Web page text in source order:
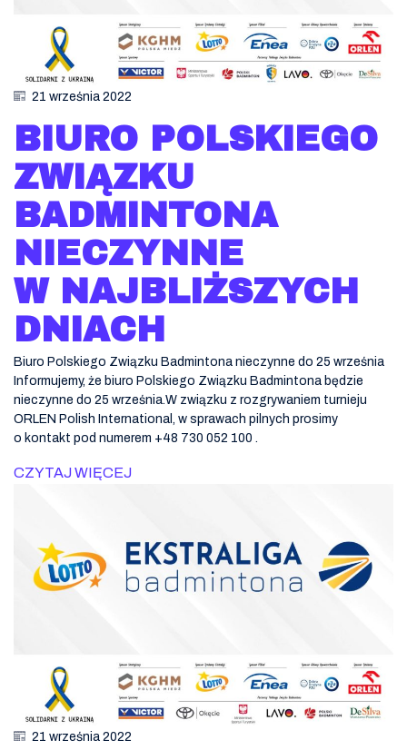
21 września 2022
BIURO POLSKIEGO
ZWIĄZKU
BADMINTONA
NIECZYNNE
W NAJBLIŻSZYCH
DNIACH
Biuro Polskiego Związku Badmintona nieczynne do 25 września
Informujemy, że biuro Polskiego Związku Badmintona będzie
nieczynne do 25 września.W związku z rozgrywaniem turnieju
ORLEN Polish International, w sprawach pilnych prosimy
o kontakt pod numerem +48 730 052 100 .
CZYTAJ WIĘCEJ
21 września 2022